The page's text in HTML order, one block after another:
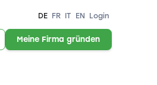
DE FR IT EN Login
Meine Firma gründen